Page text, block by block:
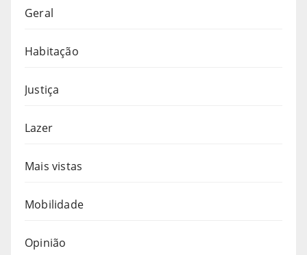
Geral
Habitação
Justiça
Lazer
Mais vistas
Mobilidade
Opinião